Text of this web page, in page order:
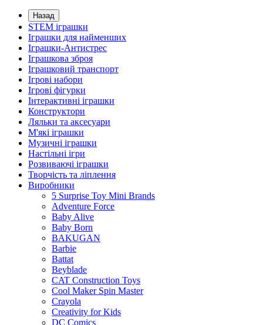
Назад
STEM іграшки
Іграшки для найменших
Іграшки-Антистрес
Іграшкова зброя
Іграшковий транспорт
Ігрові набори
Ігрові фігурки
Інтерактивні іграшки
Конструктори
Ляльки та аксесуари
М'які іграшки
Музичні іграшки
Настільні iгри
Розвиваючі іграшки
Творчість та ліплення
Виробники
5 Surprise Toy Mini Brands
Adventure Force
Baby Alive
Baby Born
BAKUGAN
Barbie
Battat
Beyblade
CAT Construction Toys
Cool Maker Spin Master
Crayola
Creativity for Kids
DC Comics